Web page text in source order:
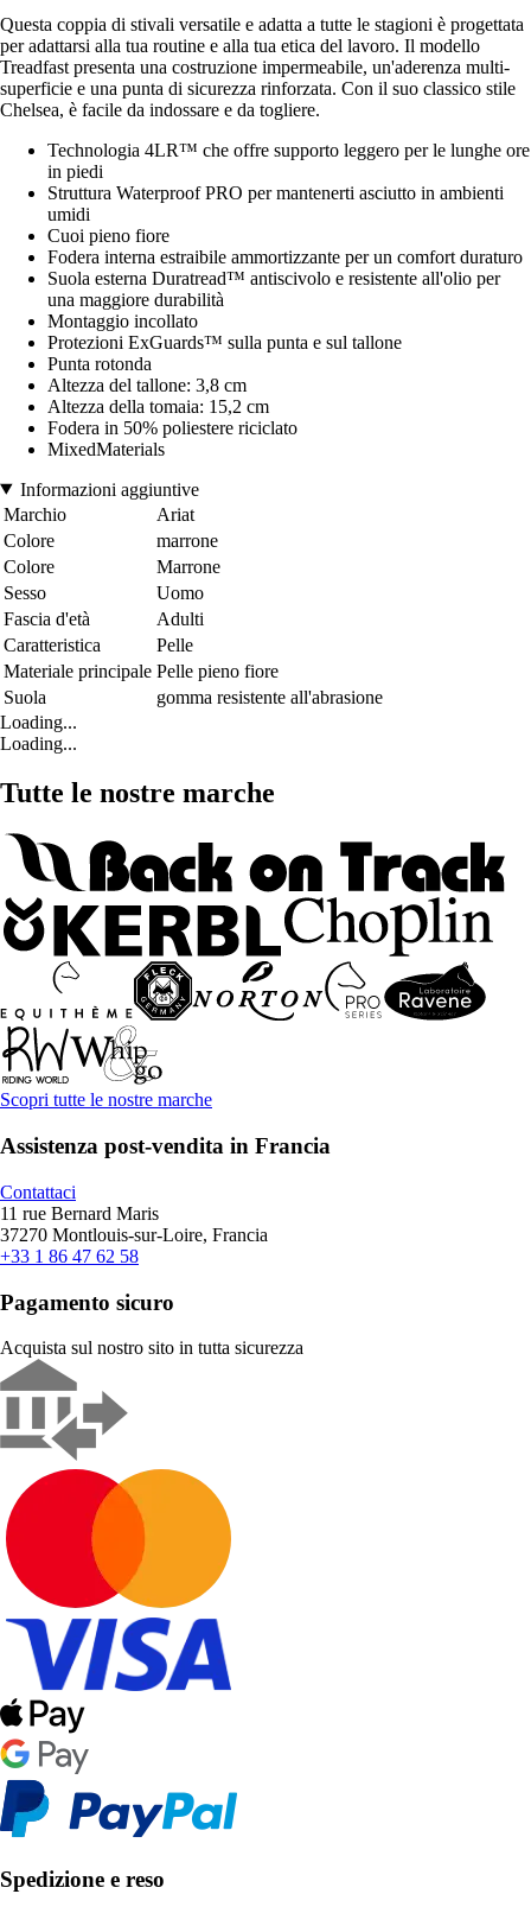
Questa coppia di stivali versatile e adatta a tutte le stagioni è progettata
per adattarsi alla tua routine e alla tua etica del lavoro. Il modello
Treadfast presenta una costruzione impermeabile, un'aderenza multi-
superficie e una punta di sicurezza rinforzata. Con il suo classico stile
Chelsea, è facile da indossare e da togliere.
Technologia 4LR™ che offre supporto leggero per le lunghe ore
in piedi
Struttura Waterproof PRO per mantenerti asciutto in ambienti
umidi
Cuoi pieno fiore
Fodera interna estraibile ammortizzante per un comfort duraturo
Suola esterna Duratread™ antiscivolo e resistente all'olio per
una maggiore durabilità
Montaggio incollato
Protezioni ExGuards™ sulla punta e sul tallone
Punta rotonda
Altezza del tallone: 3,8 cm
Altezza della tomaia: 15,2 cm
Fodera in 50% poliestere riciclato
MixedMaterials
Informazioni aggiuntive
Marchio
Ariat
Colore
marrone
Colore
Marrone
Sesso
Uomo
Fascia d'età
Adulti
Caratteristica
Pelle
Materiale principale Pelle pieno fiore
Suola
gomma resistente all'abrasione
Loading...
Loading...
Tutte le nostre marche
Scopri tutte le nostre marche
Assistenza post-vendita in Francia
Contattaci
11 rue Bernard Maris
37270 Montlouis-sur-Loire, Francia
+33 1 86 47 62 58
Pagamento sicuro
Acquista sul nostro sito in tutta sicurezza
Spedizione e reso